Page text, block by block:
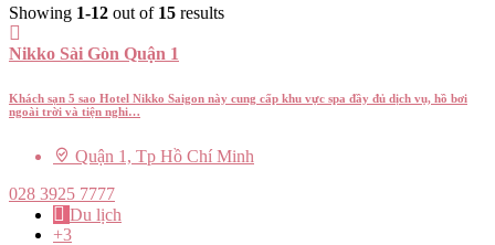
Showing 1-12 out of 15 results
Nikko Sài Gòn Quận 1
Khách sạn 5 sao Hotel Nikko Saigon này cung cấp khu vực spa đầy đủ dịch vụ, hồ bơi
ngoài trời và tiện nghi…
Quận 1, Tp Hồ Chí Minh
028 3925 7777
Du lịch
+3